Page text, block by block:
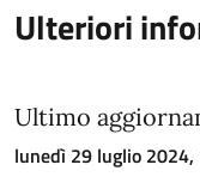
Ulteriori
Ultimo
lunedì 29 luglio